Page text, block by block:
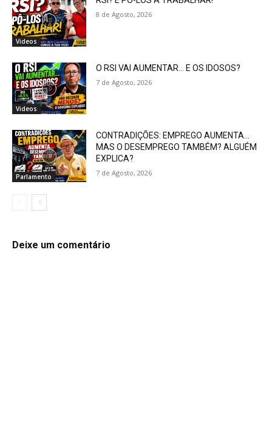
Videos
8 de Agosto, 2026
Videos
O RSI VAI AUMENTAR… E OS IDOSOS?
7 de Agosto, 2026
Parlamento
CONTRADIÇÕES: EMPREGO AUMENTA…
MAS O DESEMPREGO TAMBÉM? ALGUÉM
EXPLICA?
7 de Agosto, 2026
Deixe um comentário